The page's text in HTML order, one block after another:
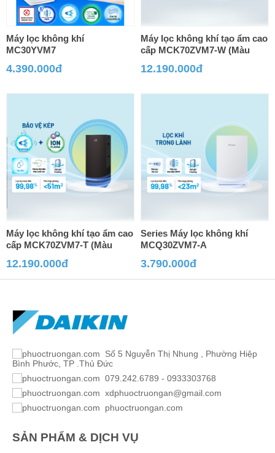
Máy lọc không khí
MC30YVM7
4.390.000đ
Máy lọc không khí tạo ẩm cao
cấp MCK70ZVM7-W (Màu
12.190.000đ
Máy lọc không khí tạo ẩm cao
cấp MCK70ZVM7-T (Màu
12.190.000đ
Series Máy lọc không khí
MCQ30ZVM7-A
3.790.000đ
Số 5 Nguyễn Thị Nhung , Phường Hiệp
Bình Phước, TP .Thủ Đức
079.242.6789 - 0933303768
xdphuoctruongan@gmail.com
phuoctruongan.com
SẢN PHẨM & DỊCH VỤ